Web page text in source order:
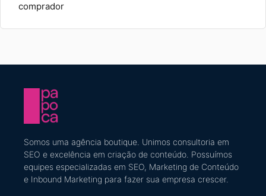
comprador
Somos uma agência boutique. Unimos consultoria em
SEO e excelência em criação de conteúdo ​. Possuímos
equipes especializadas em SEO, Marketing de Conteúdo
e Inbound Marketing para fazer sua empresa crescer.